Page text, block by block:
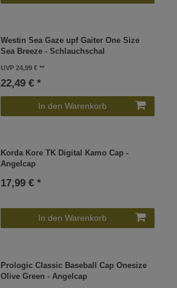
Westin Sea Gaze upf Gaiter One Size
Sea Breeze - Schlauchschal
UVP 24,99 €
22,49 € *
In den Warenkorb
Korda Kore TK Digital Kamo Cap -
Angelcap
17,99 € *
In den Warenkorb
Prologic Classic Baseball Cap Onesize
Olive Green - Angelcap